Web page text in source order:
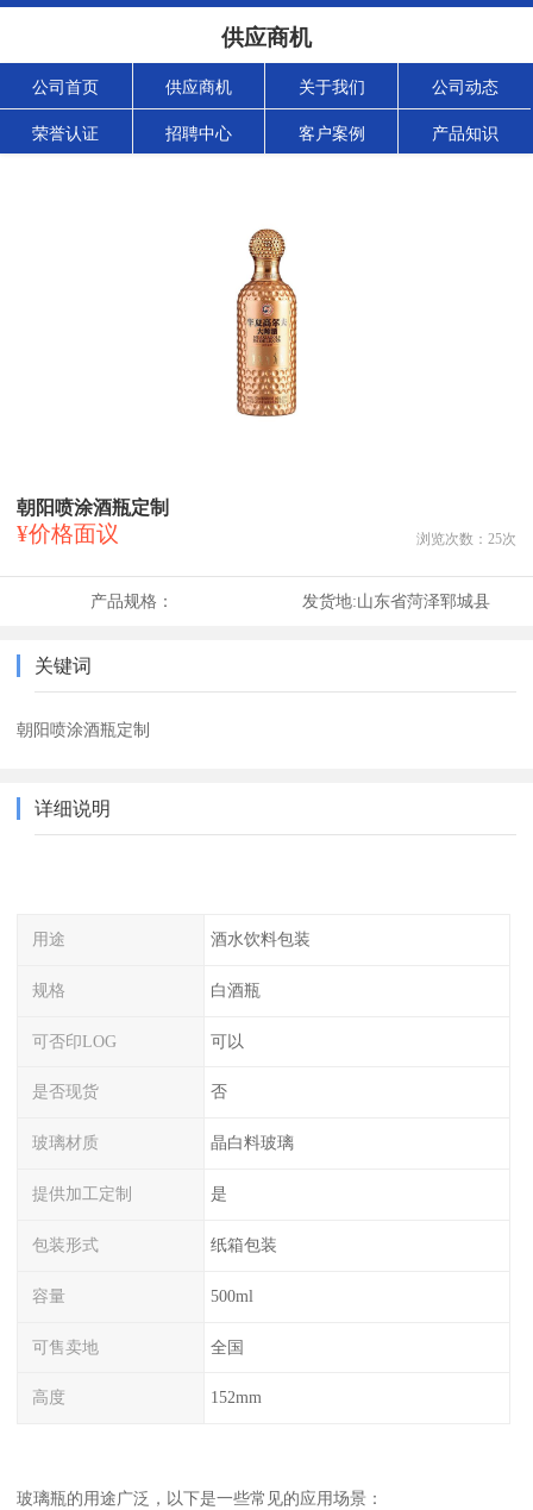
供应商机
公司首页 供应商机 关于我们 公司动态
荣誉认证 招聘中心 客户案例 产品知识
朝阳喷涂酒瓶定制
¥价格面议 浏览次数： 25次
产品规格： 发货地:山东省菏泽郓城县
关键词
朝阳喷涂酒瓶定制
详细说明
用途 酒水饮料包装
规格 白酒瓶
可否印LOG 可以
是否现货 否
玻璃材质 晶白料玻璃
提供加工定制 是
包装形式 纸箱包装
容量 500ml
可售卖地 全国
高度 152mm
玻璃瓶的用途广泛，以下是一些常见的应用场景：